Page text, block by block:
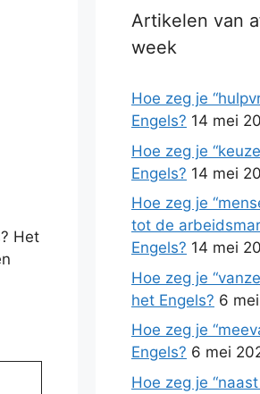
Het
Artikelen van
week
Hoe zeg je
Engels? 14 mei
Hoe zeg je
Engels? 14 mei
Hoe zeg je
tot de
Engels? 14 mei
Hoe zeg je
het Engels? 6
Hoe zeg je
Engels? 6 mei
Hoe zeg je